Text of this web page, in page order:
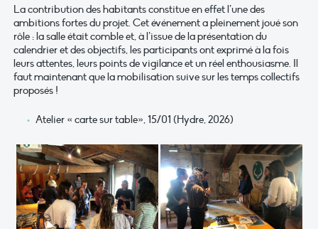
La contribution des habitants constitue en effet l’une des
ambitions fortes du projet. Cet événement a pleinement joué son
rôle : la salle était comble et, à l’issue de la présentation du
calendrier et des objectifs, les participants ont exprimé à la fois
leurs attentes, leurs points de vigilance et un réel enthousiasme. Il
faut maintenant que la mobilisation suive sur les temps collectifs
proposés !
Atelier « carte sur table», 15/01 (Hydre, 2026)